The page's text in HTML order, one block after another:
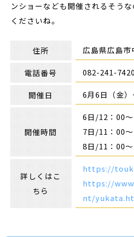
ンショーなども開催されるそう
くださいね。
住所 広島県広島
電話番号 082-241-7420
開催日 6月6日（金）
開催時間
6日/12：00
7日/11：00
8日/11：00
詳しくはこ
ちら
https://
https://
nt/